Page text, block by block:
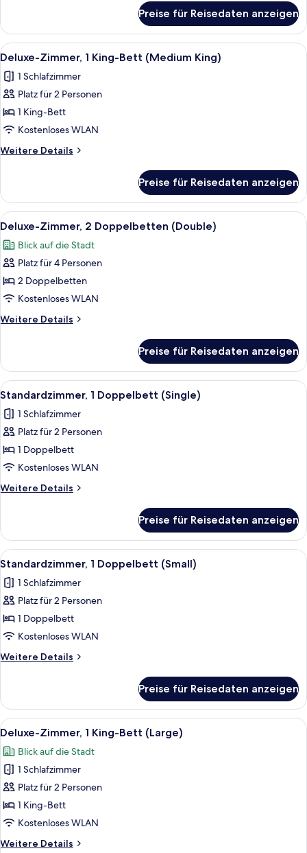
Queen)
anzeigen
Zimmer,
Queen-
(Medium
Queen)
Preise für Reisedaten anzeigen
Alle
Fotos
für
Deluxe-
Zimmer,
1 King-
Bett
(Medium
anzeigen
Ein Schlafzimmer mit einem Bett,
6
Deluxe-Zimmer, 1 King-Bett (Medium King)
1 Schlafzimmer
Platz für 2 Personen
1 King-Bett
Kostenloses WLAN
Weitere Details
Weitere
Zimmer,
1 King-
Bett
King)
Preise für Reisedaten anzeigen
Alle
Fotos
für
Deluxe-
Zimmer,
2 Doppelbetten
(Double)
anzeigen
Ein Hotelzimmer mit zwei Betten,
7
Deluxe-Zimmer, 2 Doppelbetten (Double)
Blick auf die Stadt
Platz für 4 Personen
2 Doppelbetten
Kostenloses WLAN
Weitere Details
Weitere
Zimmer,
2 Doppelbetten
(Double)
Preise für Reisedaten anzeigen
Alle
Fotos
für
Standardzimmer,
1
Doppelbett
(Single)
anzeigen
Ein Schlafzimmer mit Bett,
4
Standardzimmer, 1 Doppelbett (Single)
1 Schlafzimmer
Platz für 2 Personen
1 Doppelbett
Kostenloses WLAN
Weitere Details
Weitere
1
Doppelbett
(Single)
Preise für Reisedaten anzeigen
Alle
Fotos
für
Standardzimmer,
1
Doppelbett
(Small)
anzeigen
Ein Schlafzimmer mit einem Bett,
8
Standardzimmer, 1 Doppelbett (Small)
1 Schlafzimmer
Platz für 2 Personen
1 Doppelbett
Kostenloses WLAN
Weitere Details
Weitere
1
Doppelbett
(Small)
Preise für Reisedaten anzeigen
Alle
Fotos
für
Deluxe-
Zimmer,
1 King-
Bett
Ein Schlafzimmer mit einem Bett,
7
Deluxe-Zimmer, 1 King-Bett (Large)
Blick auf die Stadt
1 Schlafzimmer
Platz für 2 Personen
1 King-Bett
Kostenloses WLAN
Weitere Details
Weitere